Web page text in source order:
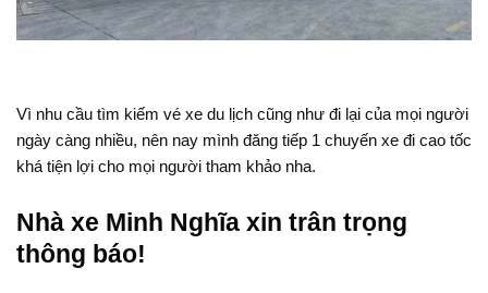
Vì nhu cầu tìm kiếm vé xe du lịch cũng như đi lại của mọi người
ngày càng nhiều, nên nay mình đăng tiếp 1 chuyến xe đi cao tốc
khá tiện lợi cho mọi người tham khảo nha.
Nhà xe Minh Nghĩa xin trân trọng
thông báo!